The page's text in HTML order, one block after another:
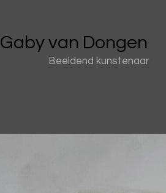
Gaby van Dongen
Beeldend kunstenaar